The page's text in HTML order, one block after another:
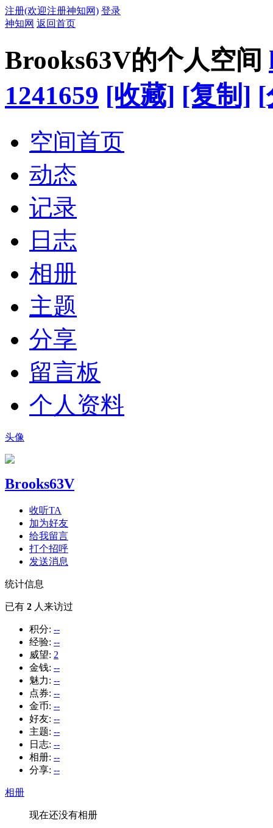
注册(欢迎注册神知网) 登录
神知网 返回首页
Brooks63V的个人空间
1241659 [收藏] [复制] [
空间首页
动态
记录
日志
相册
主题
分享
留言板
个人资料
头像
Brooks63V
收听TA
加为好友
给我留言
打个招呼
发送消息
统计信息
已有 2 人来访过
积分: --
经验: --
威望: 2
金钱: --
魅力: --
点券: --
金币: --
好友: --
主题: --
日志: --
相册: --
分享: --
相册
现在还没有相册